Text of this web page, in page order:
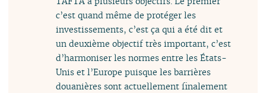
c’est quand même de protéger les
investissements, c’est ça qui a été dit et
un deuxième objectif très important, c’est
d’harmoniser les normes entre les États-
Unis et l’Europe puisque les barrières
douanières sont actuellement finalement